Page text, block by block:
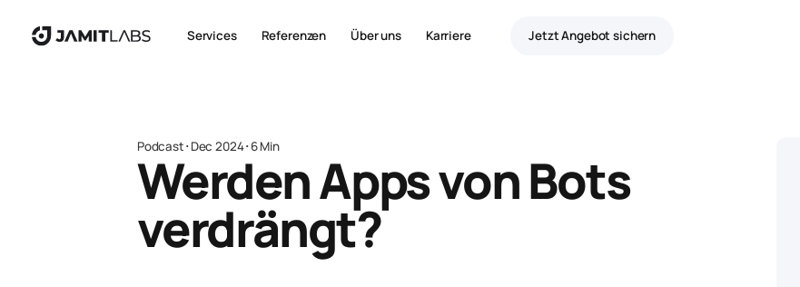
Services Referenzen Über uns Karriere Jetzt Angebot sichern
Podcast･Dec 2024･6 Min
Werden Apps von Bots
verdrängt?